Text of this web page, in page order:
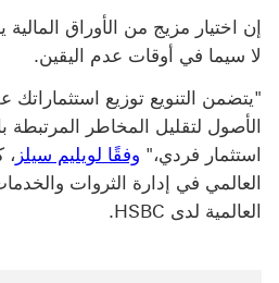
إن اختيار مزيج من الأوراق
لا سيما في أوقات عدم اليقين.
"يتضمن التنويع توزيع
الأصول لتقليل المخاطر المرتبطة
استثمار فردي،" وفقًا لويليم سيلز ،
العالمي في إدارة الثروات
العالمية لدى HSBC.